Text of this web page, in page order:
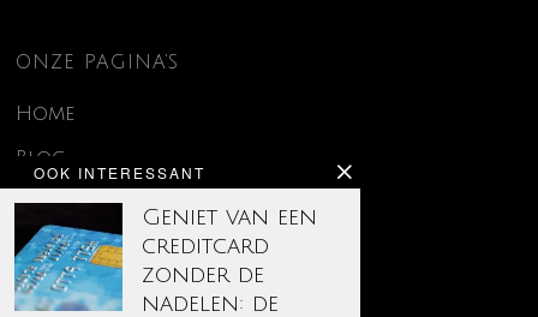
OOK INTERESSANT
Geniet van een
creditcard
zonder de
nadelen: de
ONZE PAGINA’S
Home
Blog
Contact
Disclaimer
Over ons